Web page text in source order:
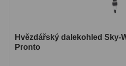
Hvězdářský dalekohled Sky-
Pronto